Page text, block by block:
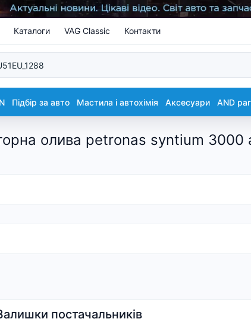
Каталоги VAG Classic Контакти
Підбір за авто Мастила і автохімія Аксесуари AND
олива petronas syntium 3000
постачальників